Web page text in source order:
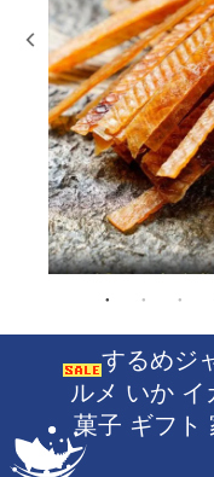
するめジ
ルメ いか
菓子 ギフト